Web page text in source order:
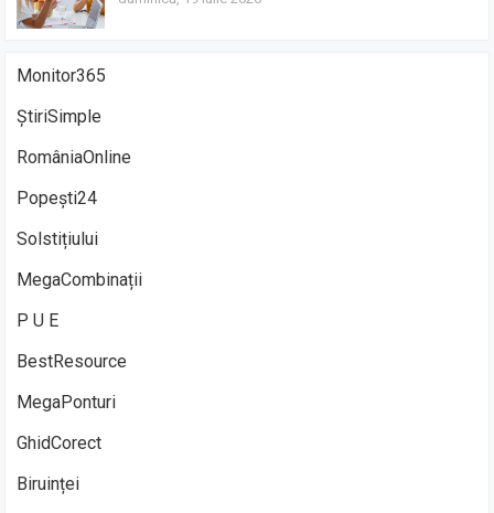
Monitor365
ȘtiriSimple
RomâniaOnline
Popești24
Solstițiului
MegaCombinații
P U E
BestResource
MegaPonturi
GhidCorect
Biruinței